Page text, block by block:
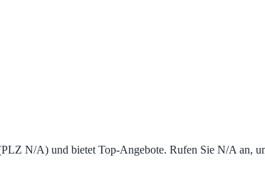
N/A) und bietet Top‑Angebote. Rufen Sie N/A an,